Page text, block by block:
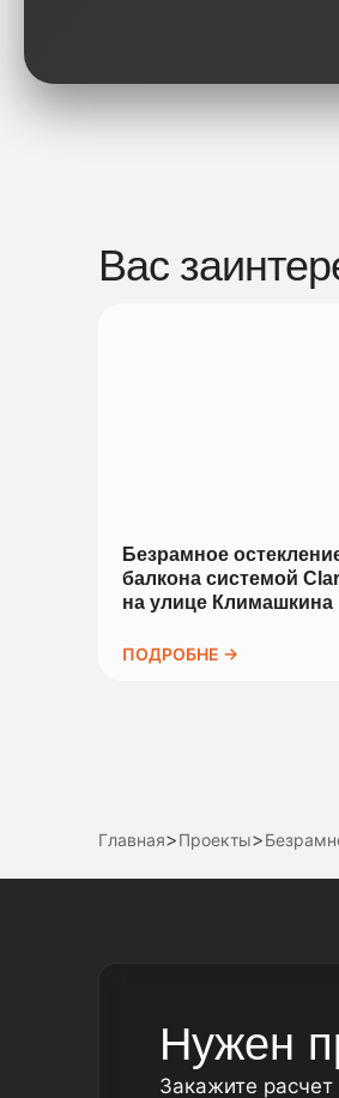
Вас
Безрамное
балкона системой
на улице Климашкина
ПОДРОБНЕ →
Главная>Проекты>
Нужен
Закажите